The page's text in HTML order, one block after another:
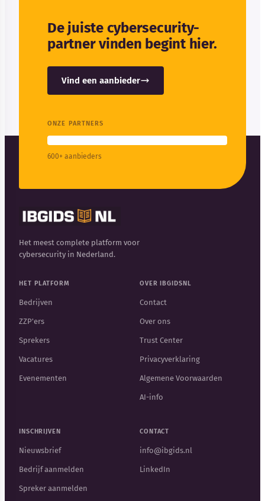
De juiste cybersecurity-
partner vinden begint hier.
Vind een aanbieder
ONZE PARTNERS
600+ aanbieders
Het meest complete platform voor
cybersecurity in Nederland.
HET PLATFORM
Bedrijven
ZZP'ers
Sprekers
Vacatures
Evenementen
OVER IBGIDSNL
Contact
Over ons
Trust Center
Privacyverklaring
Algemene Voorwaarden
AI-info
INSCHRIJVEN
Nieuwsbrief
Bedrijf aanmelden
Spreker aanmelden
CONTACT
info@ibgids.nl
LinkedIn